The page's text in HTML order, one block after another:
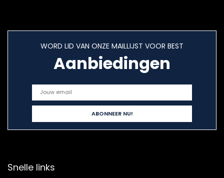
WORD LID VAN ONZE MAILLIJST VOOR BEST
Aanbiedingen
Snelle links